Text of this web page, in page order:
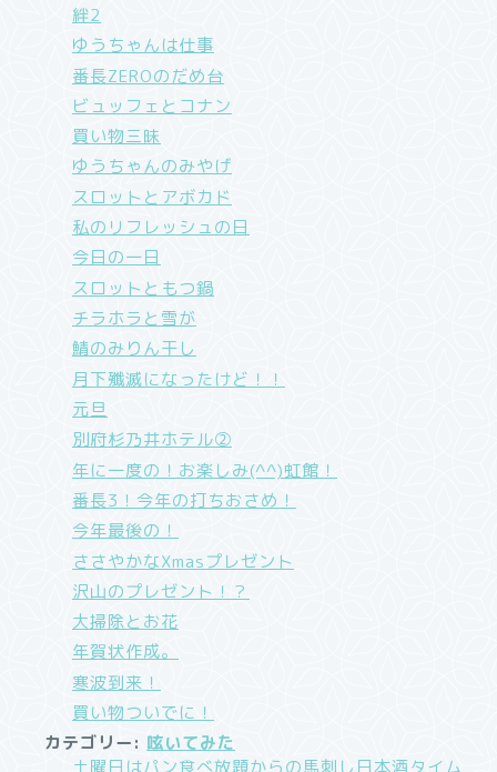
絆2
ゆうちゃんは仕事
番長ZEROのだめ台
ビュッフェとコナン
買い物三昧
ゆうちゃんのみやげ
スロットとアボカド
私のリフレッシュの日
今日の一日
スロットともつ鍋
チラホラと雪が
鯖のみりん干し
月下殲滅になったけど！！
元旦
別府杉乃井ホテル②
年に一度の！お楽しみ(^^)虹館！
番長3！今年の打ちおさめ！
今年最後の！
ささやかなXmasプレゼント
沢山のプレゼント！？
大掃除とお花
年賀状作成。
寒波到来！
買い物ついでに！
カテゴリー: 呟いてみた